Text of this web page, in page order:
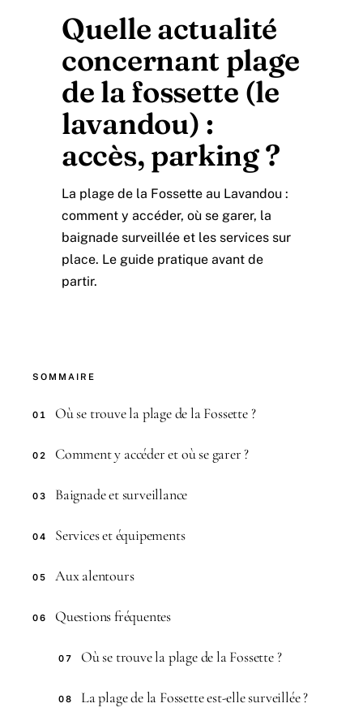
Quelle actualité
concernant plage
de la fossette (le
lavandou) :
accès, parking ?
La plage de la Fossette au Lavandou :
comment y accéder, où se garer, la
baignade surveillée et les services sur
place. Le guide pratique avant de
partir.
SOMMAIRE
01 Où se trouve la plage de la Fossette ?
02 Comment y accéder et où se garer ?
03 Baignade et surveillance
04 Services et équipements
05 Aux alentours
06 Questions fréquentes
07 Où se trouve la plage de la Fossette ?
08 La plage de la Fossette est-elle surveillée ?